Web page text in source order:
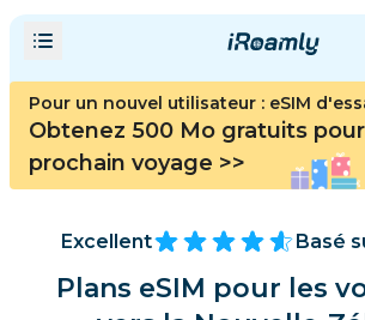
Pour un nouvel utilisateur : eSIM
Obtenez 500 Mo gratuits
prochain voyage >>
Excellent Basé
Plans eSIM pour les